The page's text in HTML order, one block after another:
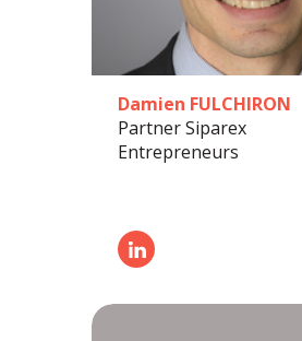
Damien FULCHIRON
Partner Siparex
Entrepreneurs